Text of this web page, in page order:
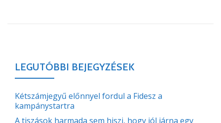
LEGUTÓBBI BEJEGYZÉSEK
Kétszámjegyű előnnyel fordul a Fidesz a
kampánystartra
A tiszások harmada sem hiszi, hogy jól járna egy